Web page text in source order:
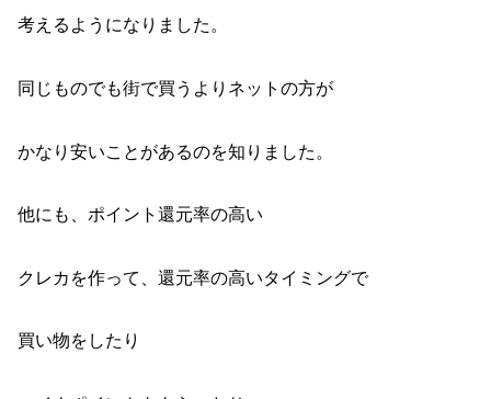
考えるようになりました。
同じものでも街で買うよりネットの方が
かなり安いことがあるのを知りました。
他にも、ポイント還元率の高い
クレカを作って、還元率の高いタイミングで
買い物をしたり